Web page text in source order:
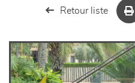
Retour liste